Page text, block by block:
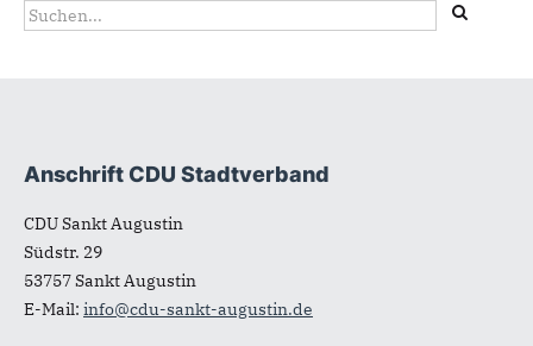
Suchformular
Suche
Fußbereich
Anschrift CDU Stadtverband
CDU Sankt Augustin
Südstr. 29
53757Sankt Augustin
E-Mail: info@cdu-sankt-augustin.de